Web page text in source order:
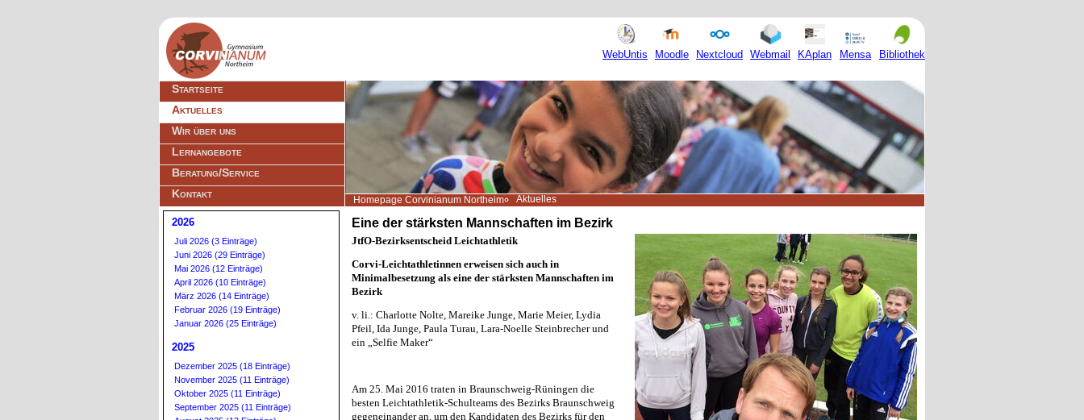
WebUntis Moodle Nextcloud Webmail KAplan Mensa Bibliothek
Navigation
überspringen
Startseite
Aktuelles
Wir über uns
Lernangebote
Beratung/Service
Kontakt
Homepage Corvinianum Northeim Aktuelles
Eine der stärksten Mannschaften im Bezirk
JtfO-Bezirksentscheid Leichtathletik
Corvi-Leichtathletinnen erweisen sich auch in
Minimalbesetzung als eine der stärksten Mannschaften im
Bezirk
v. li.: Charlotte Nolte, Mareike Junge, Marie Meier, Lydia
Pfeil, Ida Junge, Paula Turau, Lara-Noelle Steinbrecher und
ein „Selfie Maker“
Am 25. Mai 2016 traten in Braunschweig-Rüningen die
besten Leichtathletik-Schulteams des Bezirks Braunschweig
gegeneinander an, um den Kandidaten des Bezirks für den
2026
Juli 2026 (3 Einträge)
Juni 2026 (29 Einträge)
Mai 2026 (12 Einträge)
April 2026 (10 Einträge)
März 2026 (14 Einträge)
Februar 2026 (19 Einträge)
Januar 2026 (25 Einträge)
2025
Dezember 2025 (18 Einträge)
November 2025 (11 Einträge)
Oktober 2025 (11 Einträge)
September 2025 (11 Einträge)